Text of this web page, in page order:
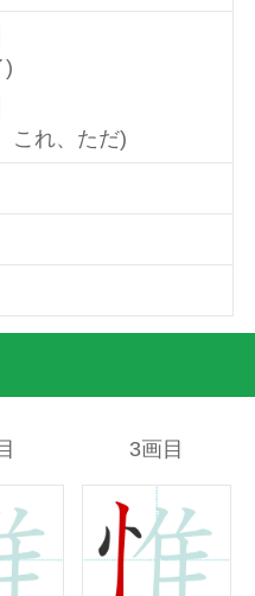
)
これ、ただ)
3画目